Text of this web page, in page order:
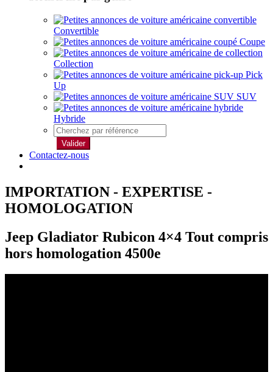
Convertible
Coupe
Collection
Pick
Up
SUV
Hybride
Valider
Contactez-nous
IMPORTATION - EXPERTISE -
HOMOLOGATION
Jeep Gladiator Rubicon 4×4 Tout compris
hors homologation 4500e